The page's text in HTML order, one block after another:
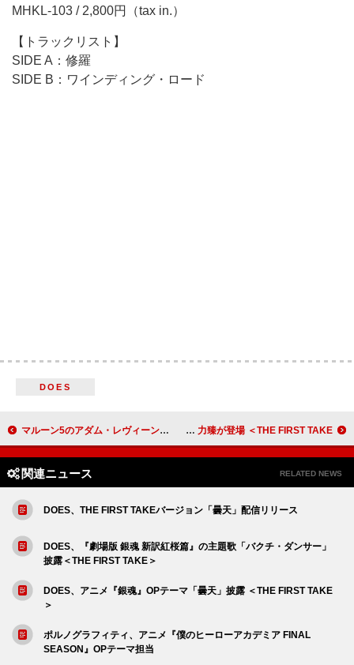
MHKL-103 / 2,800円（tax in.）
【トラックリスト】
SIDE A：修羅
SIDE B：ワインディング・ロード
DOES
マルーン5のアダム・レヴィーン、娘たちとオリヴィア・ロドリゴのライブに参戦し“圧倒”されたと語る 香港でプロ16名の中から選ばれたアーティスト・Lagchun 力臻が登場 ＜THE FIRST TAKE＞
関連ニュース RELATED NEWS
DOES、THE FIRST TAKEバージョン「曇天」配信リリース
DOES、『劇場版 銀魂 新訳紅桜篇』の主題歌「バクチ・ダンサー」
披露＜THE FIRST TAKE＞
DOES、アニメ『銀魂』OPテーマ「曇天」披露 ＜THE FIRST TAKE
＞
ポルノグラフィティ、アニメ『僕のヒーローアカデミア FINAL
SEASON』OPテーマ担当